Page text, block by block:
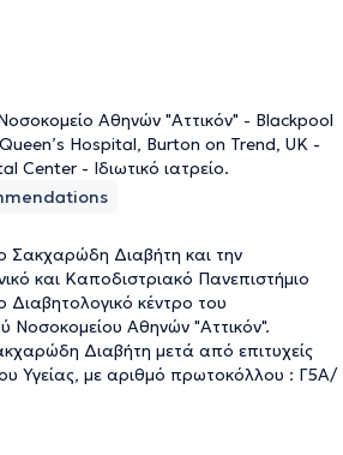
of Internal Medicine, and the
Αθηνών "Αττικόν" - Blackpool
Hospital, Burton on Trend, UK -
Center - Ιδιωτικό ιατρείο.
Σακχαρώδη Διαβήτη και την
και Καποδιστριακό Πανεπιστήμιο
Διαβητολογικό κέντρο του
Νοσοκομείου Αθηνών "Αττικόν".
Διαβήτη μετά από επιτυχείς
Υγείας, με αριθμό πρωτοκόλλου : Γ5Α/